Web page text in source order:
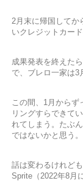
2月末に帰国してか
いクレジットカー
成果発表を終えた
で、ブレロ一家は3
この間、1月からず
リングすらできて
れてしまう。たぶ
ではないかと思う。
話は変わるけれど
Sprite（2022年8月